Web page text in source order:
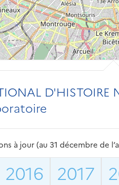
D'HISTOIRE
à jour (au 31 décembre de
2016 2017